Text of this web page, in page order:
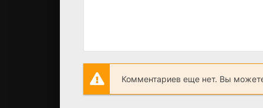
Комментариев еще нет. Вы